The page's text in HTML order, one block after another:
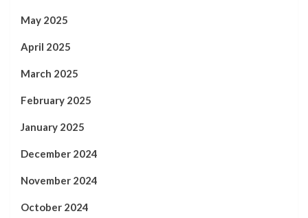
May 2025
April 2025
March 2025
February 2025
January 2025
December 2024
November 2024
October 2024